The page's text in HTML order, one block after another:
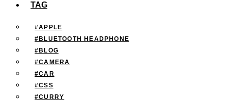
TAG
#APPLE
#BLUETOOTH HEADPHONE
#BLOG
#CAMERA
#CAR
#CSS
#CURRY